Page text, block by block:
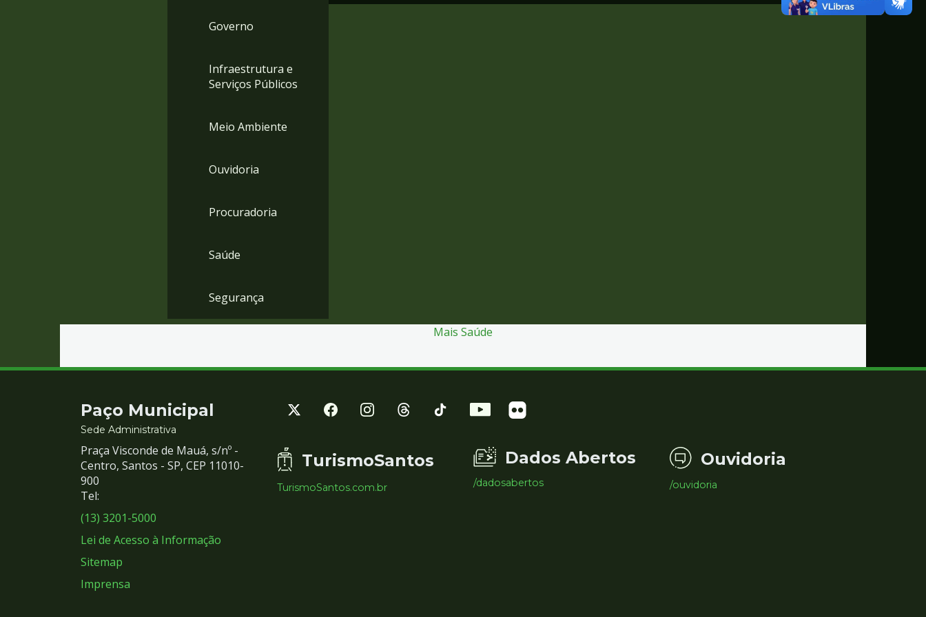
Governo
Infraestrutura e
Serviços Públicos
Meio Ambiente
Ouvidoria
Procuradoria
Saúde
Segurança
Mais Saúde
Contato
e
Redes
Sociais
Paço Municipal
Sede Administrativa
Praça Visconde de Mauá, s/nº -
Centro, Santos - SP, CEP 11010-
900
Tel:
(13) 3201-5000
Lei de Acesso à Informação
Sitemap
Imprensa
TurismoSantos
TurismoSantos.com.br
Dados Abertos
/dadosabertos
Ouvidoria
/ouvidoria